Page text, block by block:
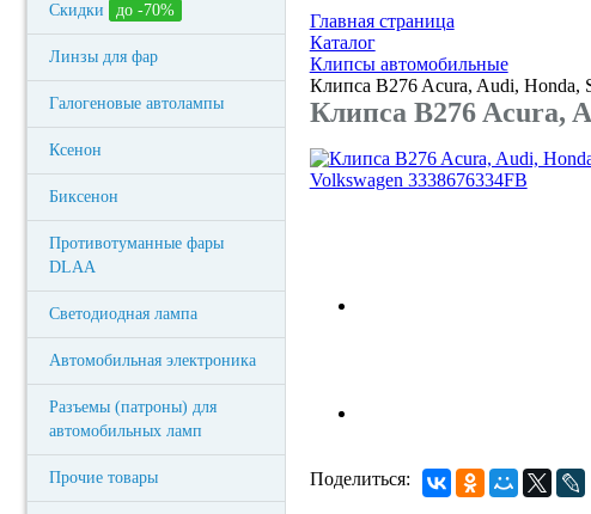
Скидки до -70%
Линзы для фар
Галогеновые автолампы
Ксенон
Биксенон
Противотуманные фары
DLAA
Светодиодная лампа
Автомобильная электроника
Разъемы (патроны) для
автомобильных ламп
Прочие товары
Главная страница
Каталог
Клипсы автомобильные
Клипса B276 Acura, Audi, Honda,
Клипса B276 Acura,
Поделиться: